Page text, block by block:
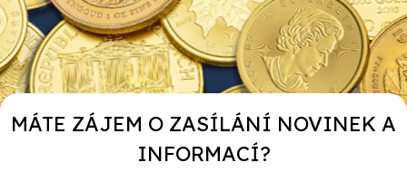
MÁTE ZÁJEM O ZASÍLÁNÍ NOVINEK A
INFORMACÍ?